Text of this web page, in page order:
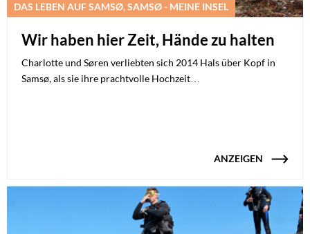
DAS LEBEN AUF SAMSØ, SAMSØ - MEINE INSEL
Wir haben hier Zeit, Hände zu halten
Charlotte und Søren verliebten sich 2014 Hals über Kopf in
Samsø, als sie ihre prachtvolle Hochzeit…
ANZEIGEN